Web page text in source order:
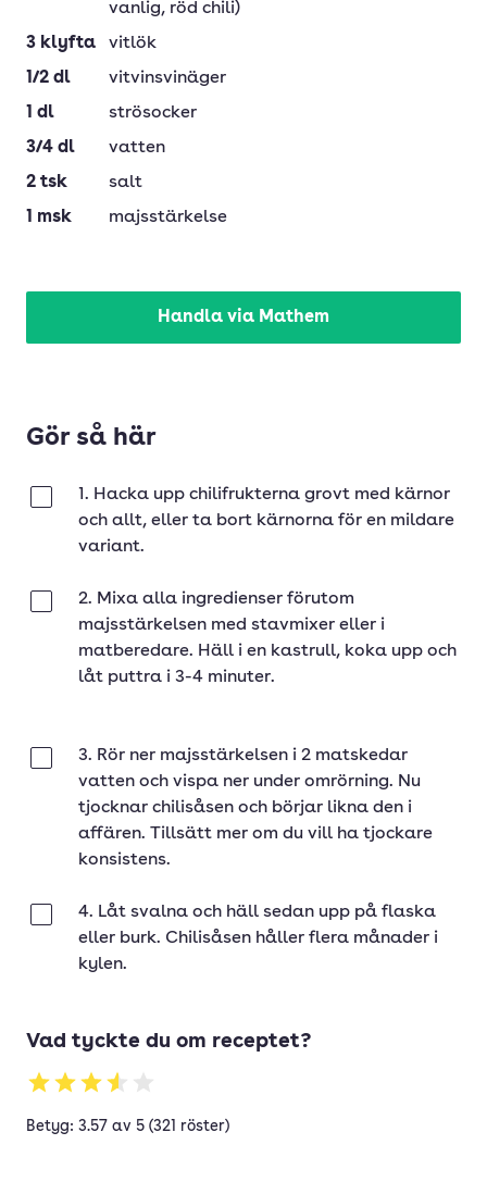
vanlig, röd chili)
3 klyfta
vitlök
1/2 dl
vitvinsvinäger
1 dl
strösocker
3/4 dl
vatten
2 tsk
salt
1 msk majsstärkelse
Handla via Mathem
Gör så här
1. Hacka upp chilifrukterna grovt med kärnor
och allt, eller ta bort kärnorna för en mildare
variant.
2. Mixa alla ingredienser förutom
majsstärkelsen med stavmixer eller i
matberedare. Häll i en kastrull, koka upp och
låt puttra i 3-4 minuter.
3. Rör ner majsstärkelsen i 2 matskedar
vatten och vispa ner under omrörning. Nu
tjocknar chilisåsen och börjar likna den i
affären. Tillsätt mer om du vill ha tjockare
konsistens.
4. Låt svalna och häll sedan upp på flaska
eller burk. Chilisåsen håller flera månader i
kylen.
Vad tyckte du om receptet?
Betyg: 3.57 av 5 (321 röster)